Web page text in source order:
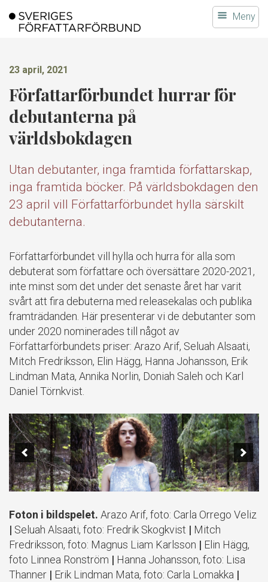
till
Meny
23 april, 2021
Författarförbundet hurrar för
debutanterna på
världsbokdagen
Utan debutanter, inga framtida författarskap,
inga framtida böcker. På världsbokdagen den
23 april vill Författarförbundet hylla särskilt
debutanterna.
Författarförbundet vill hylla och hurra för alla som
debuterat som författare och översättare 2020-2021,
inte minst som det under det senaste året har varit
svårt att fira debuterna med releasekalas och publika
framträdanden. Här presenterar vi de debutanter som
under 2020 nominerades till något av
Författarförbundets priser: Arazo Arif, Seluah Alsaati,
Mitch Fredriksson, Elin Hägg, Hanna Johansson, Erik
Lindman Mata, Annika Norlin, Doniah Saleh och Karl
Daniel Törnkvist.
Foton i bildspelet. Arazo Arif, foto: Carla Orrego Veliz
| Seluah Alsaati, foto: Fredrik Skogkvist | Mitch
Fredriksson, foto: Magnus Liam Karlsson | Elin Hägg,
foto Linnea Ronström | Hanna Johansson, foto: Lisa
Thanner | Erik Lindman Mata, foto: Carla Lomakka |